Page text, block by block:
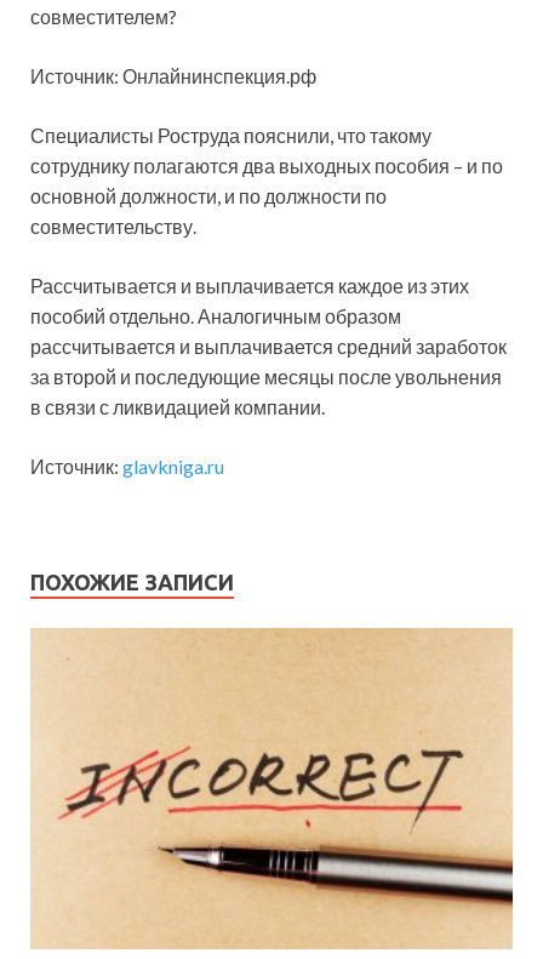
совместителем?
Источник: Онлайнинспекция.рф
Специалисты Роструда пояснили, что такому
сотруднику полагаются два выходных пособия – и по
основной должности, и по должности по
совместительству.
Рассчитывается и выплачивается каждое из этих
пособий отдельно. Аналогичным образом
рассчитывается и выплачивается средний заработок
за второй и последующие месяцы после увольнения
в связи с ликвидацией компании.
Источник: glavkniga.ru
ПОХОЖИЕ ЗАПИСИ